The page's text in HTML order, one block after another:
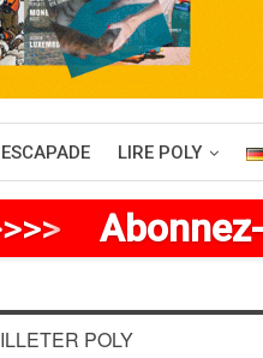
ESCAPADE LIRE POLY
>>>
POLY